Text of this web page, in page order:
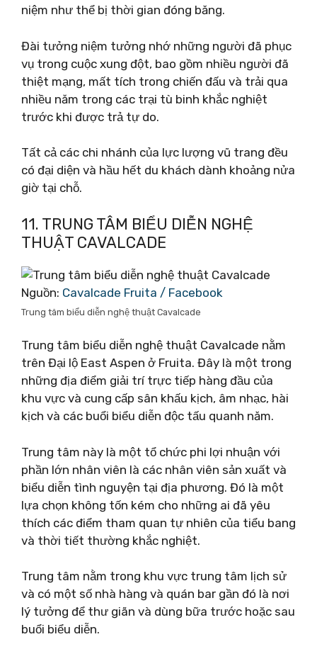
niệm như thể bị thời gian đóng băng.
Đài tưởng niệm tưởng nhớ những người đã phục
vụ trong cuộc xung đột, bao gồm nhiều người đã
thiệt mạng, mất tích trong chiến đấu và trải qua
nhiều năm trong các trại tù binh khắc nghiệt
trước khi được trả tự do.
Tất cả các chi nhánh của lực lượng vũ trang đều
có đại diện và hầu hết du khách dành khoảng nửa
giờ tại chỗ.
11. TRUNG TÂM BIỂU DIỄN NGHỆ
THUẬT CAVALCADE
Nguồn: Cavalcade Fruita / Facebook
Trung tâm biểu diễn nghệ thuật Cavalcade
Trung tâm biểu diễn nghệ thuật Cavalcade nằm
trên Đại lộ East Aspen ở Fruita. Đây là một trong
những địa điểm giải trí trực tiếp hàng đầu của
khu vực và cung cấp sân khấu kịch, âm nhạc, hài
kịch và các buổi biểu diễn độc tấu quanh năm.
Trung tâm này là một tổ chức phi lợi nhuận với
phần lớn nhân viên là các nhân viên sản xuất và
biểu diễn tình nguyện tại địa phương. Đó là một
lựa chọn không tốn kém cho những ai đã yêu
thích các điểm tham quan tự nhiên của tiểu bang
và thời tiết thường khắc nghiệt.
Trung tâm nằm trong khu vực trung tâm lịch sử
và có một số nhà hàng và quán bar gần đó là nơi
lý tưởng để thư giãn và dùng bữa trước hoặc sau
buổi biểu diễn.